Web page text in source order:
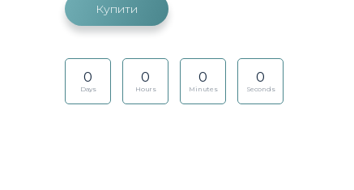
Купити
0
Days
0
Hours
0
Minutes
0
Seconds